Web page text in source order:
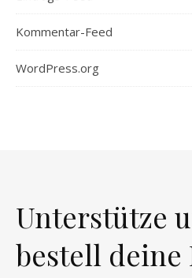
Kommentar-Feed
WordPress.org
Unterstütze
bestell deine